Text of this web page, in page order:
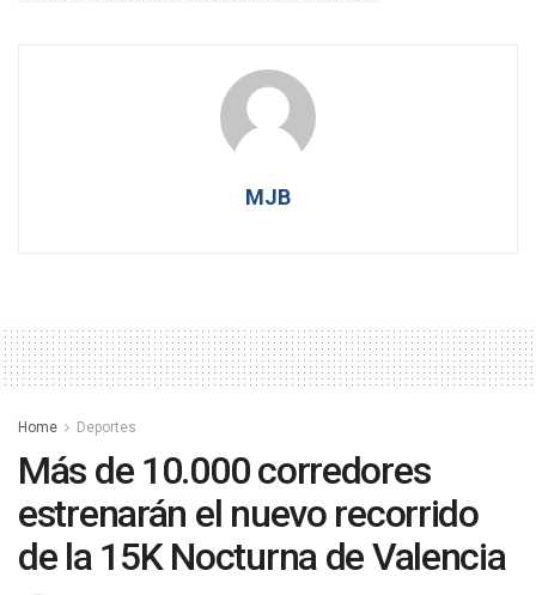
MJB
Home Deportes
Más de 10.000 corredores
estrenarán el nuevo recorrido
de la 15K Nocturna de Valencia